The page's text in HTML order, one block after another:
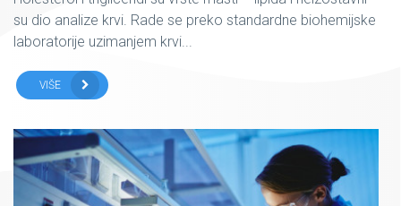
su dio analize krvi. Rade se preko standardne biohemijske
laboratorije uzimanjem krvi...
VIŠE